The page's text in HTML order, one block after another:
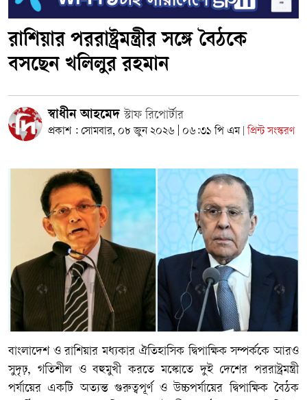
রাশিয়ার পররাষ্ট্রমন্ত্রীর সঙ্গে বৈঠকে
বসছেন খলিলুর রহমান
স্বাধীন আহমেদস্টাফ রিপোর্টার
প্রকাশ : সোমবার, ০৮ জুন ২০২৬ | ০৬:৩১ পি এম প্রিন্ট সংস্করণ
বাংলাদেশ ও রাশিয়ার মধ্যকার ঐতিহাসিক দ্বিপাক্ষিক সম্পর্ককে আরও
সুদৃঢ়, গতিশীল ও বহুমুখী করতে মস্কোতে দুই দেশের পররাষ্ট্রমন্ত্রী
পর্যায়ের একটি অত্যন্ত গুরুত্বপূর্ণ ও উচ্চপর্যায়ের দ্বিপাক্ষিক বৈঠক